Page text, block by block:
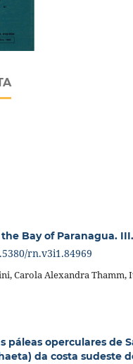
Bay of Paranagua.
rn.v3i1.84969
Carola Alexandra Thamm,
páleas operculares de
da costa sudeste